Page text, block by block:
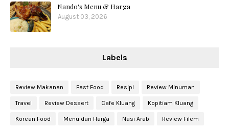
Nando's Menu & Harga
August 03, 2026
Labels
Review Makanan Fast Food Resipi Review Minuman
Travel Review Dessert Cafe Kluang Kopitiam Kluang
Korean Food Menu dan Harga Nasi Arab Review Filem